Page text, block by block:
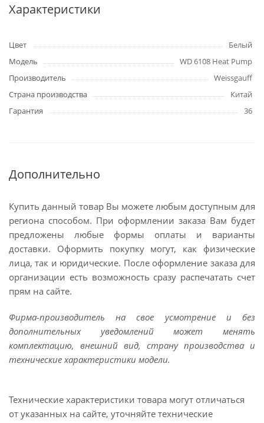
Характеристики
Цвет
Белый
Модель
WD 6108 Heat Pump
Производитель
Weissgauff
Страна производства
Китай
Гарантия
36
Дополнительно
Купить данный товар Вы можете любым доступным для
региона способом. При оформлении заказа Вам будет
предложены любые формы оплаты и варианты
доставки. Оформить покупку могут, как физические
лица, так и юридические. После оформление заказа для
организации есть возможность сразу распечатать счет
прям на сайте.
Фирма-производитель на свое усмотрение и без
дополнительных уведомлений может менять
комплектацию, внешний вид, страну производства и
технические характеристики модели.
Технические характеристики товара могут отличаться
от указанных на сайте, уточняйте технические